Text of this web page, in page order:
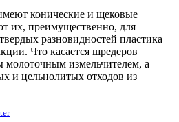
конические и щековые
их, преимущественно, для
разновидностей пластика
Что касается шредеров
измельчителем, а
и цельнолитых отходов из